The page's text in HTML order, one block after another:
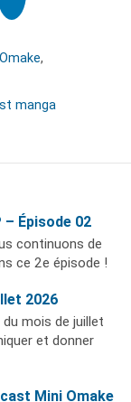
,
manga
Épisode 02
continuons de
ce 2e épisode !
2026
mois de juillet
et donner
Mini Omake